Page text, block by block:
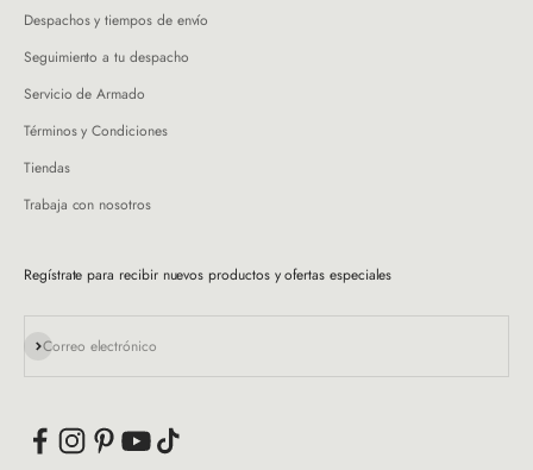
Despachos y tiempos de envío
Seguimiento a tu despacho
Servicio de Armado
Términos y Condiciones
Tiendas
Trabaja con nosotros
Regístrate para recibir nuevos productos y ofertas especiales
Correo electrónico
Suscribirse